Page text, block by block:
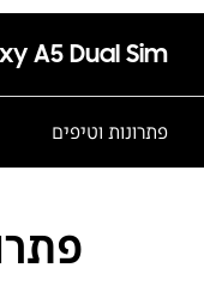
A5 Dual Sim
פתרונות וטיפים